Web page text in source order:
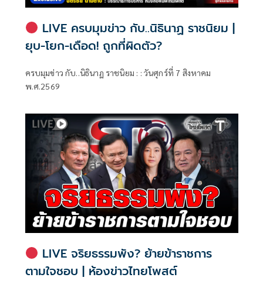
LIVE ครบมุมข่าว กับ..นิธินาฏ ราชนิยม |
ยุบ-โยก-เดือด! ถูกที่ผิดตัว?
ครบมุมข่าว กับ..นิธินาฏ ราชนิยม : : วันศุกร์ที่ 7 สิงหาคม
พ.ศ.2569
LIVE จริยธรรมพัง? ย้ายข้าราชการ
ตามใจชอบ | ห้องข่าวไทยโพสต์